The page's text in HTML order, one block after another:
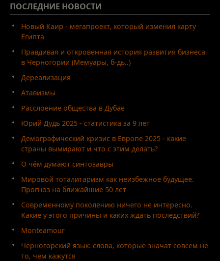
ПОСЛЕДНИЕ НОВОСТИ
Новый Каир - мегапроект, который изменил карту
Египта
Правдивая и откровенная история развития бизнеса
в Черногории (Мемуары, б-дь..)
Дереализация
Атавизмы
Расслоение общества в Дубае
Юрий Дудь 2025 - статистика за 9 лет
Демографический кризис в Европе 2025 - какие
страны вымирают и что с этим делать?
О чём думают синтозавры
Мировой тоталитаризм как неизбежное будущее.
Прогноз на ближайшие 50 лет
Современному поколению ничего не интересно.
Какие у этого причины и каких ждать последствий?
Monteamour
Черногорский язык: слова, которые значат совсем не
то, чем кажутся